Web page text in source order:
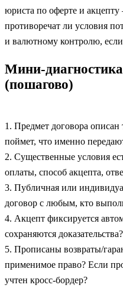
юриста по оферте и
противоречат ли условия
и валютному контролю,
(пошагово)
1. Предмет договора описан
поймет, что именно
2. Существенные условия
оплаты, способ акцепта,
3. Публичная или
договор с любым, кто
4. Акцепт фиксируется
сохраняются доказательства?
5. Прописаны возвраты/
применимое право? Если
учтен кросс‑бордер?